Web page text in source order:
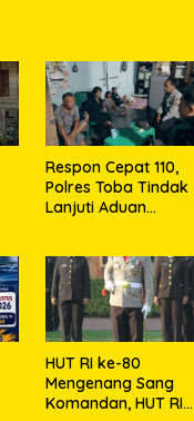
Respon Cepat 110,
Polres Toba Tindak
Lanjuti Aduan
HUT RI ke-80
Mengenang Sang
Komandan, HUT RI